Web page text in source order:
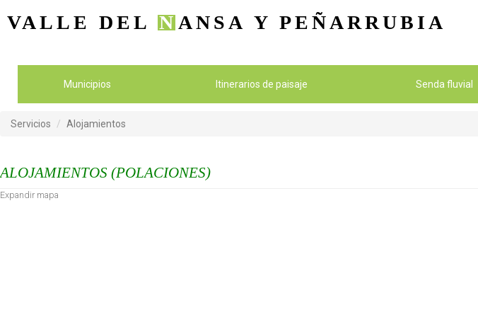
VALLE DEL NANSA Y PEÑARRUBIA
Municipios Itinerarios de paisaje Senda fluvial
Servicios Alojamientos
ALOJAMIENTOS (POLACIONES)
Expandir mapa